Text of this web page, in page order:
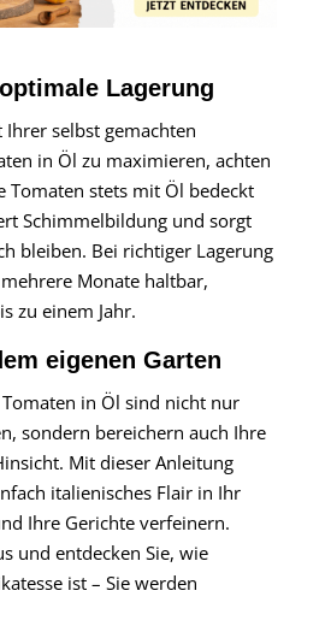
Lagerung
selbst gemachten
in Öl zu maximieren, achten
Tomaten stets mit Öl bedeckt
Schimmelbildung und sorgt
bleiben. Bei richtiger Lagerung
Monate haltbar,
zu einem Jahr.
eigenen Garten
in Öl sind nicht nur
sondern bereichern auch Ihre
Mit dieser Anleitung
italienisches Flair in Ihr
Ihre Gerichte verfeinern.
und entdecken Sie, wie
ist – Sie werden